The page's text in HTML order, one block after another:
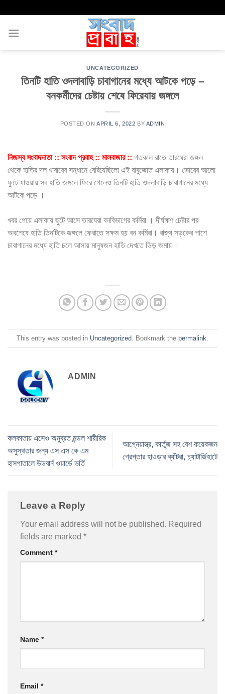
content
UNCATEGORIZED
তিনটি হাতি ওদলাবাড়ি চাবাগানের মধ্যে আটকে পড়ে –
বনকর্মীদের চেষ্টায় শেষে ফিরেযায় জঙ্গলে
POSTED ONAPRIL 6, 2022 BY ADMIN
নিজস্ব সংবাদদাতা :: সংবাদ প্রবাহ :: মালবাজার :: গতকাল রাতে তারঘেরা জঙ্গল
থেকে হাতির দল খাবারের সন্ধানে বেরিয়েছিলো এই বাবুজোত এলাকায়। ভোরের আলো
ফুটে যাওয়ায় সব হাতি জঙ্গলে ফিরে গেলেও তিনটি হাতি ওদলাবাড়ি চাবাগানের মধ্যে
আটকে পড়ে ।
খবর পেয়ে এলাকায় ছুটে আসে তারঘেরা বনবিভাগের কর্মিরা । দীর্ঘক্ষণ চেষ্টার পর
অবশেষে হাতি তিনটিকে জঙ্গলে ফেরাতে সক্ষম হয় বন কর্মিরা। রাজ্য সড়কের পাশে
চাবাগানের মধ্যে হাতি চলে আসায় মানুষজন হাতি দেখতে ভিড় জমায় ।
This entry was posted in Uncategorized . Bookmark the permalink
ADMIN
কলকাতায় এসেও অনুব্রত মন্ডল শারীরিক
অসুস্থতার জন্য এস এস কে এম
হাসপাতালে উডবার্ন ওয়ার্ডে ভর্তি
আগ্নেয়াস্ত্র, কার্তুজ সহ বেশ কয়েকজন
গ্রেপ্তার হাওড়ার ব্যাঁটরা, চ্যাটার্জিহাটে
Leave a Reply
Your email address will not be published. Required
fields are marked *
Comment *
Name *
Email *